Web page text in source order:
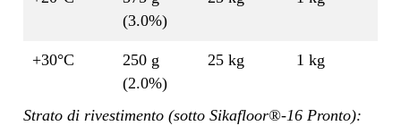
(3.0%)
+30°C
250 g
(2.0%)
25 kg 1 kg
Strato di rivestimento (sotto Sikafloor®-16 Pronto):